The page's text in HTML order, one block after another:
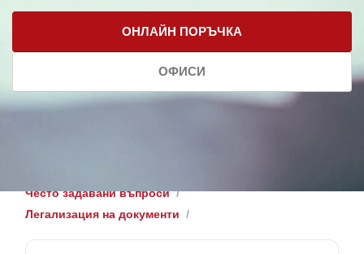
ОНЛАЙН ПОРЪЧКА
ОФИСИ
Често задавани въпроси
Легализация на документи